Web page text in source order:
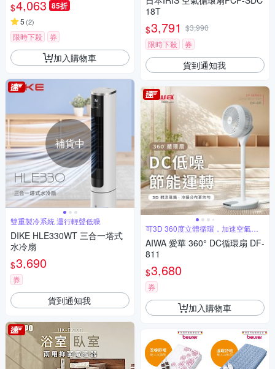
$4,063 85折
5 (2)
限時下殺 券
加入購物車
補貨中
雙重製冷系統 運行輕聲低噪
DIKE HLE330WT 三合一塔式
水冷扇
$3,690
券
貨到通知我
18T
$3,791 $3,990
限時下殺
券
貨到通知我
可3D 360度立體循環，加速空氣對
流
AIWA 愛華 360° DC循環扇 DF-
811
$3,680
券
加入購物車